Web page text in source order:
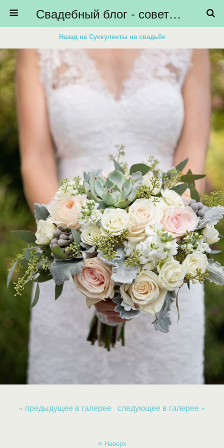
Свадебный блог - советы невестам, подготовка к свадьбе - HiBride
Назад на Суккуленты на свадьбе
« предыдущее в галерее следующее в галерее »
Наверх